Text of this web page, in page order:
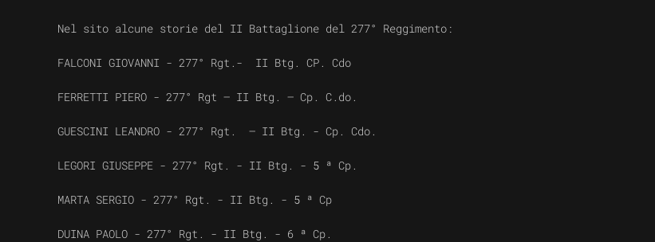
Nel sito alcune storie del II Battaglione del 277° Reggimento:
FALCONI GIOVANNI - 277° Rgt.- II Btg. CP. Cdo
FERRETTI PIERO - 277° Rgt – II Btg. – Cp. C.do.
GUESCINI LEANDRO - 277° Rgt. – II Btg. - Cp. Cdo.
LEGORI GIUSEPPE - 277° Rgt. - II Btg. - 5 ª Cp.
MARTA SERGIO - 277° Rgt. - II Btg. - 5 ª Cp
DUINA PAOLO - 277° Rgt. - II Btg. - 6 ª Cp.